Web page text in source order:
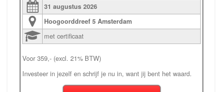
31 augustus2026
Hoogoorddreef 5Amsterdam
met certificaat
Voor 359,- (excl. 21% BTW)
Investeer in jezelf en schrijf je nu in, want jij bent het waard.